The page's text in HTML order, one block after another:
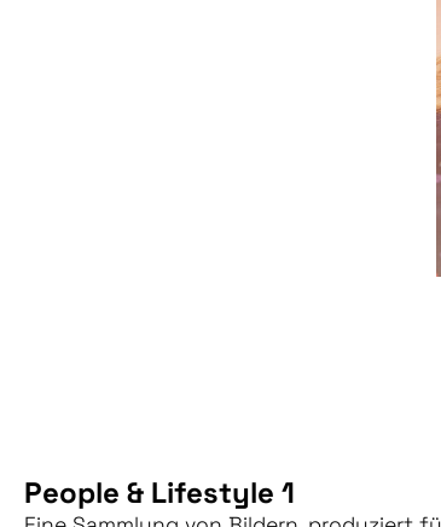
People & Lifestyle 1